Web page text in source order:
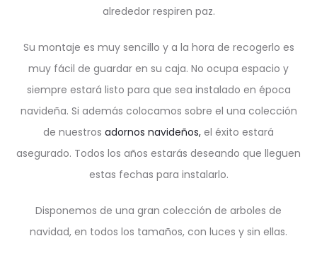
alrededor respiren paz.
Su montaje es muy sencillo y a la hora de recogerlo es
muy fácil de guardar en su caja. No ocupa espacio y
siempre estará listo para que sea instalado en época
navideña. Si además colocamos sobre el una colección
de nuestros adornos navideños, el éxito estará
asegurado. Todos los años estarás deseando que lleguen
estas fechas para instalarlo.
Disponemos de una gran colección de arboles de
navidad, en todos los tamaños, con luces y sin ellas.